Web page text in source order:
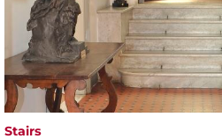
Stairs